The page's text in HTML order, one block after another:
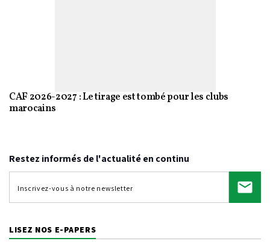
CAF 2026-2027 : Le tirage est tombé pour les clubs
marocains
Restez informés de l'actualité en continu
LISEZ NOS E-PAPERS